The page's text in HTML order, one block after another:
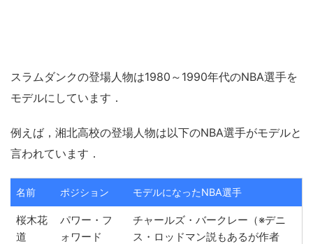
スラムダンクの登場人物は1980～1990年代のNBA選手を
モデルにしています．
例えば，湘北高校の登場人物は以下のNBA選手がモデルと
言われています．
名前 ポジション モデルになったNBA選手
桜木花
道
パワー・フ
ォワード
チャールズ・バークレー（※デニ
ス・ロッドマン説もあるが作者